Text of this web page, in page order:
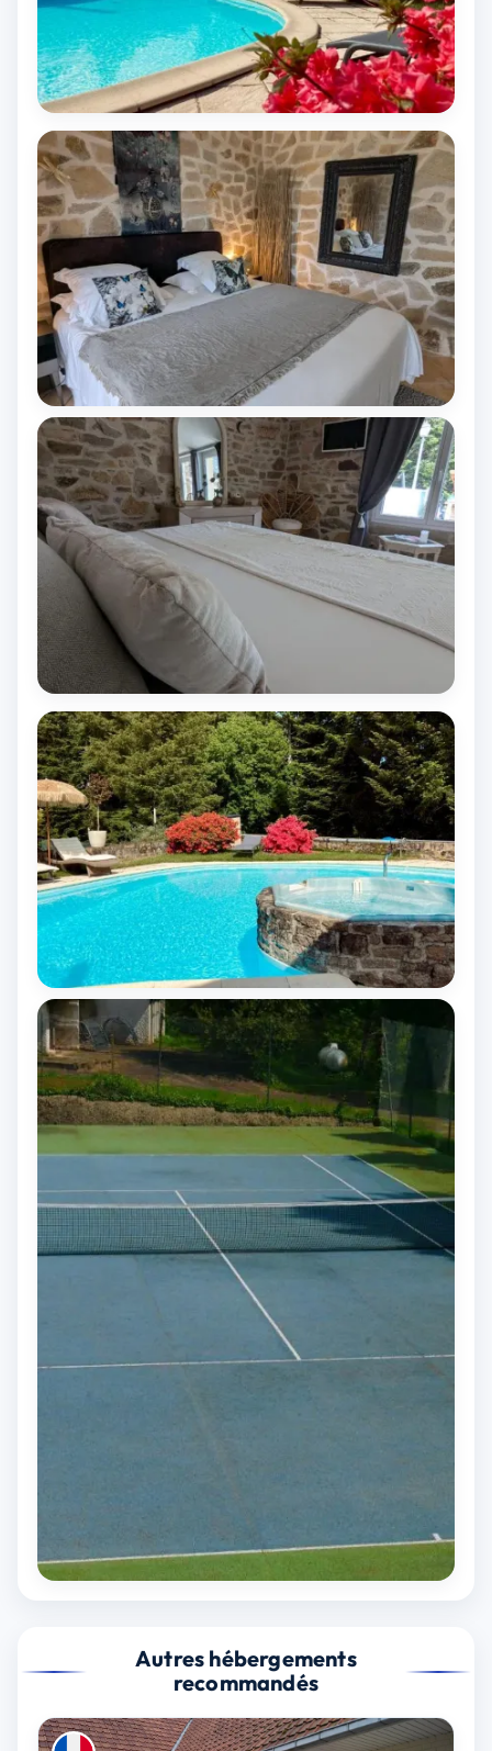
Autres hébergements
recommandés